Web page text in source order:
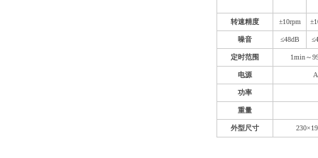
转速精度 ±10rpm
噪音 ≤48dB
定时范围 1min～
电源
功率
重量
外型尺寸